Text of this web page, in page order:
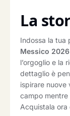
La
Indossa la tua
Messico
l’orgoglio e la
dettaglio è
ispirare nuove
campo
Acquistala